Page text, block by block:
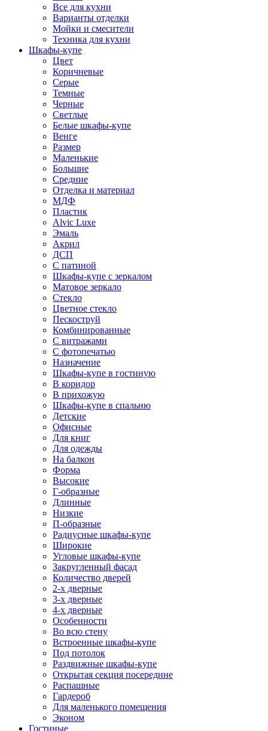
Все для кухни
Варианты отделки
Мойки и смесители
Техника для кухни
Шкафы-купе
Цвет
Коричневые
Серые
Темные
Черные
Светлые
Белые шкафы-купе
Венге
Размер
Маленькие
Большие
Средние
Отделка и материал
МДФ
Пластик
Alvic Luxe
Эмаль
Акрил
ДСП
С патиной
Шкафы-купе с зеркалом
Матовое зеркало
Стекло
Цветное стекло
Пескоструй
Комбинированные
С витражами
С фотопечатью
Назначение
Шкафы-купе в гостиную
В коридор
В прихожую
Шкафы-купе в спальню
Детские
Офисные
Для книг
Для одежды
На балкон
Форма
Высокие
Г-образные
Длинные
Низкие
П-образные
Радиусные шкафы-купе
Широкие
Угловые шкафы-купе
Закругленный фасад
Количество дверей
2-х дверные
3-х дверные
4-х дверные
Особенности
Во всю стену
Встроенные шкафы-купе
Под потолок
Раздвижные шкафы-купе
Открытая секция посередине
Распашные
Гардероб
Для маленького помещения
Эконом
Гостиные